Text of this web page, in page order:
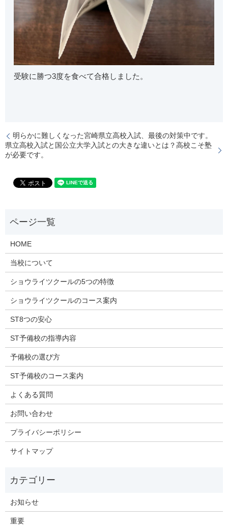
受験に勝つ3度を食べて合格しました。
明らかに難しくなった宮崎県立高校入試、最後の対策中です。
県立高校入試と国公立大学入試との大きな違いとは？高校こそ塾
が必要です。
HOME
当校について
ショウライツクールの5つの特徴
ショウライツクールのコース案内
ST8つの安心
ST予備校の指導内容
予備校の選び方
ST予備校のコース案内
よくある質問
お問い合わせ
プライバシーポリシー
サイトマップ
お知らせ
重要